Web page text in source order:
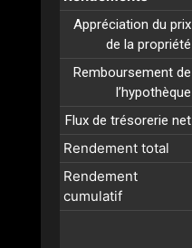
Appréciation du prix
de la propriété
Remboursement de
l’hypothèque
Flux de trésorerie net
Rendement total
Rendement
cumulatif